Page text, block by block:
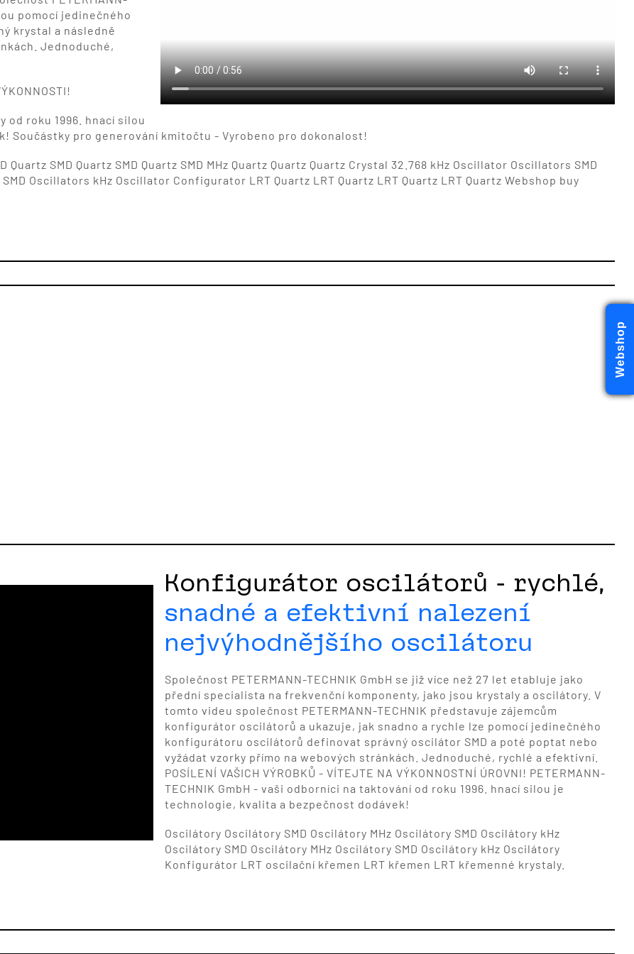
pomocí jedinečného
krystal a následně
Jednoduché,
od roku 1996. hnací silou
Součástky pro generování kmitočtu - Vyrobeno pro dokonalost!
Quartz SMD Quartz SMD Quartz SMD MHz Quartz Quartz Quartz Crystal 32.768 kHz Oscillator Oscillators SMD
Oscillators kHz Oscillator Configurator LRT Quartz LRT Quartz LRT Quartz LRT Quartz Webshop buy
Konfigurátor oscilátorů - rychlé,
snadné a efektivní nalezení
nejvýhodnějšího oscilátoru
Společnost PETERMANN-TECHNIK GmbH se již více než 27 let etabluje jako
přední specialista na frekvenční komponenty, jako jsou krystaly a oscilátory. V
tomto videu společnost PETERMANN-TECHNIK představuje zájemcům
konfigurátor oscilátorů a ukazuje, jak snadno a rychle lze pomocí jedinečného
konfigurátoru oscilátorů definovat správný oscilátor SMD a poté poptat nebo
vyžádat vzorky přímo na webových stránkách. Jednoduché, rychlé a efektivní.
POSÍLENÍ VAŠICH VÝROBKŮ - VÍTEJTE NA VÝKONNOSTNÍ ÚROVNI! PETERMANN-
TECHNIK GmbH - vaši odborníci na taktování od roku 1996. hnací silou je
technologie, kvalita a bezpečnost dodávek!
Oscilátory Oscilátory SMD Oscilátory MHz Oscilátory SMD Oscilátory kHz
Oscilátory SMD Oscilátory MHz Oscilátory SMD Oscilátory kHz Oscilátory
Konfigurátor LRT oscilační křemen LRT křemen LRT křemenné krystaly.
Webshop